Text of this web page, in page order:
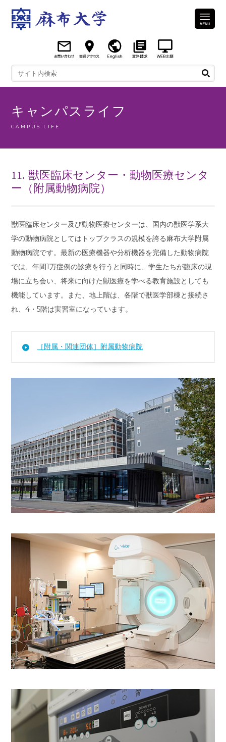
キャンパスライフ
CAMPUS LIFE
11. 獣医臨床センター・動物医療センタ
ー（附属動物病院）
獣医臨床センター及び動物医療センターは、国内の獣医学系大
学の動物病院としてはトップクラスの規模を誇る麻布大学附属
動物病院です。最新の医療機器や分析機器を完備した動物病院
では、年間1万症例の診療を行うと同時に、学生たちが臨床の現
場に立ち会い、将来に向けた獣医療を学べる教育施設としても
機能しています。また、地上階は、各階で獣医学部棟と接続さ
れ、4・5階は実習室になっています。
［附属・関連団体］附属動物病院